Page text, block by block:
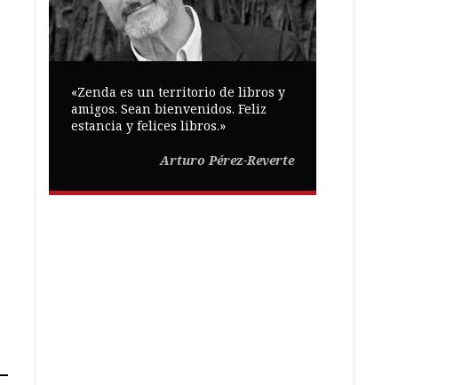
«Zenda es un territorio de libros y
amigos. Sean bienvenidos. Feliz
estancia y felices libros.»
Arturo Pérez-Reverte